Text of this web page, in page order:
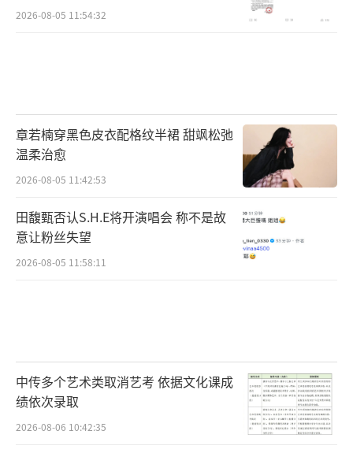
2026-08-05 11:54:32
章若楠穿黑色皮衣配格纹半裙 甜飒松弛
温柔治愈
2026-08-05 11:42:53
田馥甄否认S.H.E将开演唱会 称不是故
意让粉丝失望
2026-08-05 11:58:11
中传多个艺术类取消艺考 依据文化课成
绩依次录取
2026-08-06 10:42:35